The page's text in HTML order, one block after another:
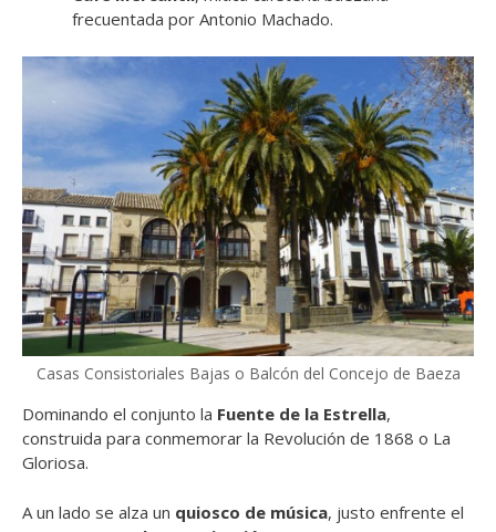
frecuentada por Antonio Machado.
Casas Consistoriales Bajas o Balcón del Concejo de Baeza
Dominando el conjunto la Fuente de la Estrella,
construida para conmemorar la Revolución de 1868 o La
Gloriosa.
A un lado se alza un quiosco de música, justo enfrente el